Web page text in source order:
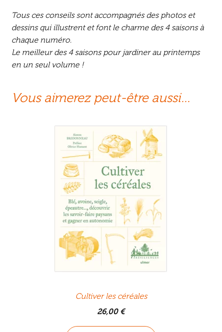
Tous ces conseils sont accompagnés des photos et
dessins qui illustrent et font le charme des 4 saisonsà
chaque numéro.
Le meilleur des 4 saisonspour jardiner au printemps
en un seul volume !
Vous aimerez peut-être aussi…
Cultiver les céréales
26,00 €